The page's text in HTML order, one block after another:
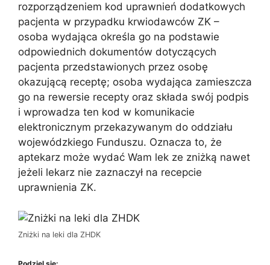
rozporządzeniem kod uprawnień dodatkowych
pacjenta w przypadku krwiodawców ZK –
osoba wydająca określa go na podstawie
odpowiednich dokumentów dotyczących
pacjenta przedstawionych przez osobę
okazującą receptę; osoba wydająca zamieszcza
go na rewersie recepty oraz składa swój podpis
i wprowadza ten kod w komunikacie
elektronicznym przekazywanym do oddziału
wojewódzkiego Funduszu. Oznacza to, że
aptekarz może wydać Wam lek ze zniżką nawet
jeżeli lekarz nie zaznaczył na recepcie
uprawnienia ZK.
Zniżki na leki dla ZHDK